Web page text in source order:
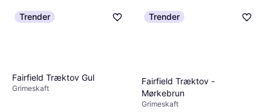
Trender
Fairfield Træktov Gul
Grimeskaft
Trender
Fairfield Træktov -
Mørkebrun
Grimeskaft